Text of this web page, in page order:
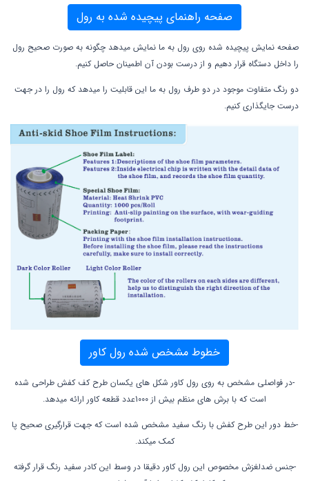
صفحه راهنمای پیچیده شده به رول
صفحه نمایش پیچیده شده روی رول به ما نمایش میدهد چگونه به صورت صحیح رول
را داخل دستگاه قرار دهیم و از درست بودن آن اطمینان حاصل کنیم.
دو رنگ متفاوت موجود در دو طرف رول به ما این قابلیت را میدهد که رول را در جهت
درست جایگذاری کنیم.
خطوط مشخص شده رول کاور
-در فواصلی مشخص به روی رول کاور شکل های یکسان طرح کف کفش طراحی شده
است که با برش های منظم بیش از 1000عدد قطعه کاور ارائه میدهد.
-خط دور این طرح کفش با رنگ سفید مشخص شده است که جهت قرارگیری صحیح پا
کمک میکند.
-جنس ضدلغزش مخصوص این رول کاور دقیقا در وسط این کادر سفید رنگ قرار گرفته